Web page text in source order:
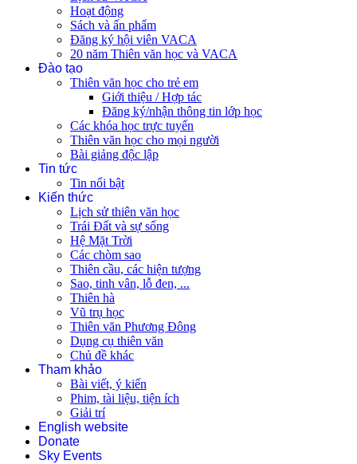
Hoạt động
Sách và ấn phẩm
Đăng ký hội viên VACA
20 năm Thiên văn học và VACA
Đào tạo
Thiên văn học cho trẻ em
Giới thiệu / Hợp tác
Đăng ký/nhận thông tin lớp học
Các khóa học trực tuyến
Thiên văn học cho mọi người
Bài giảng độc lập
Tin tức
Tin nổi bật
Kiến thức
Lịch sử thiên văn học
Trái Đất và sự sống
Hệ Mặt Trời
Các chòm sao
Thiên cầu, các hiện tượng
Sao, tinh vân, lỗ đen, ...
Thiên hà
Vũ trụ học
Thiên văn Phương Đông
Dụng cụ thiên văn
Chủ đề khác
Tham khảo
Bài viết, ý kiến
Phim, tài liệu, tiện ích
Giải trí
English website
Donate
Sky Events